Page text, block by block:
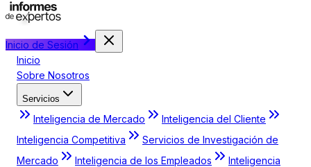
Inicio de Sesión
Inicio
Sobre Nosotros
Servicios
Inteligencia de Mercado
Inteligencia del Cliente
Inteligencia Competitiva
Servicios de Investigación de
Mercado
Inteligencia de los Empleados
Inteligencia